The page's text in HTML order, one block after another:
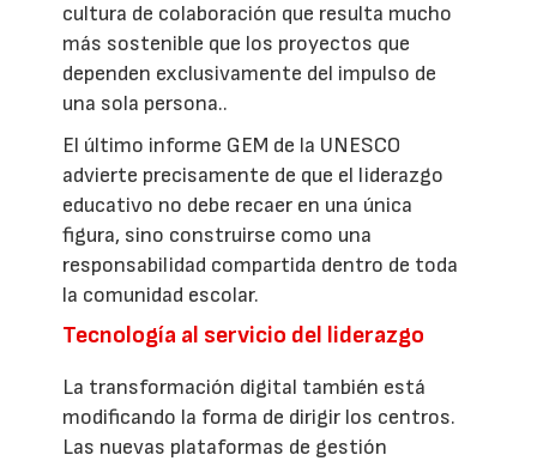
cultura de colaboración que resulta mucho
más sostenible que los proyectos que
dependen exclusivamente del impulso de
una sola persona..
El último informe GEM de la UNESCO
advierte precisamente de que el liderazgo
educativo no debe recaer en una única
figura, sino construirse como una
responsabilidad compartida dentro de toda
la comunidad escolar.
Tecnología al servicio del liderazgo
La transformación digital también está
modificando la forma de dirigir los centros.
Las nuevas plataformas de gestión